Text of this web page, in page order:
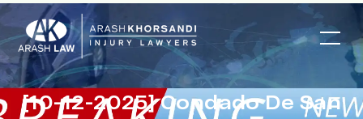
[10-12-2025] Condado De San